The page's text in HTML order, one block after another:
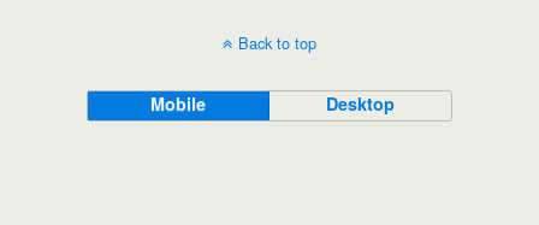
Back to top
Mobile Desktop